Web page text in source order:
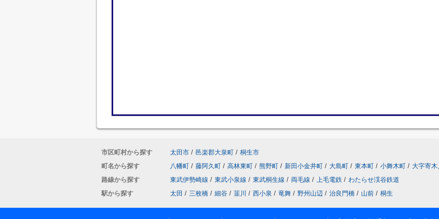
市区町村から探す 太田市 / 邑楽郡大泉町 / 桐生市
町名から探す
八幡町 / 藤阿久町 / 高林東町 / 熊野町 / 新田小金井町 / 大島町 / 東本町 / 小舞木町 / 大字寄木
路線から探す
東武伊勢崎線 / 東武小泉線 / 東武桐生線 / 両毛線 / 上毛電鉄 / わたらせ渓谷鉄道
駅から探す
太田 / 三枚橋 / 細谷 / 韮川 / 西小泉 / 竜舞 / 野州山辺 / 治良門橋 / 山前 / 桐生